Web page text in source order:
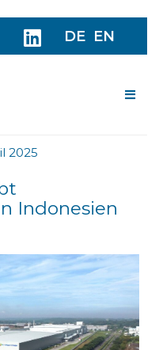
DE EN
2025
Indonesien